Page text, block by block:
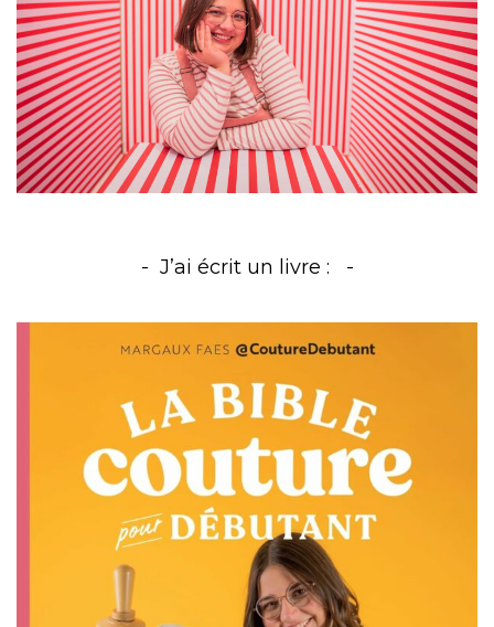
J’ai écrit un livre :